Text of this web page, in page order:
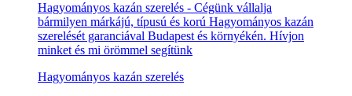
Hagyományos kazán szerelés - Cégünk vállalja
bármilyen márkájú, típusú és korú Hagyományos kazán
szerelését garanciával Budapest és környékén. Hívjon
minket és mi örömmel segítünk
Hagyományos kazán szerelés